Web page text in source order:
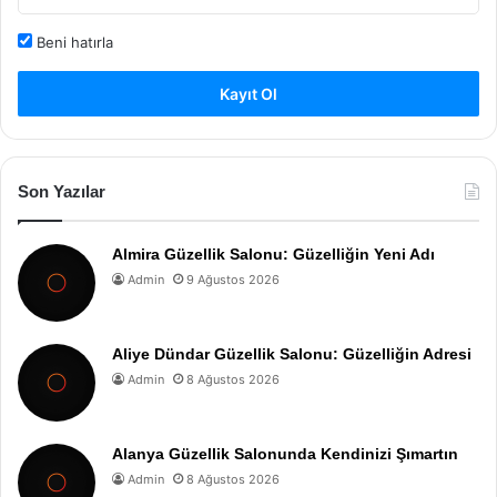
Beni hatırla
Kayıt Ol
Son Yazılar
Almira Güzellik Salonu: Güzelliğin Yeni Adı
Admin 9 Ağustos 2026
Aliye Dündar Güzellik Salonu: Güzelliğin Adresi
Admin 8 Ağustos 2026
Alanya Güzellik Salonunda Kendinizi Şımartın
Admin 8 Ağustos 2026